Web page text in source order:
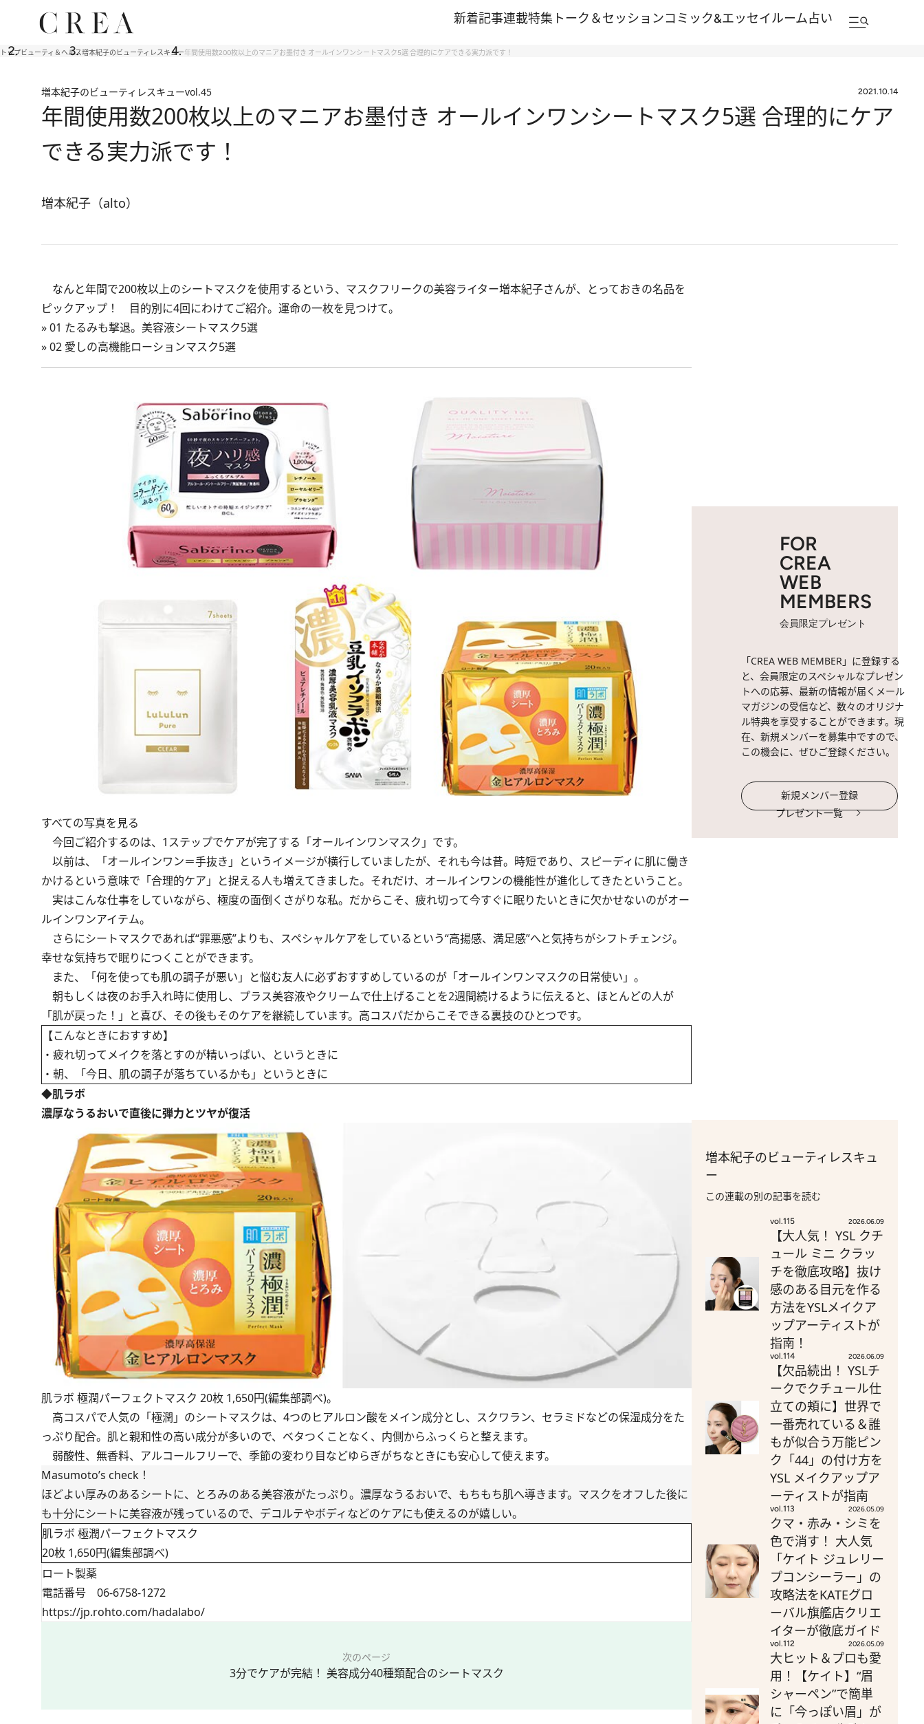
新着記事連載特集 トーク＆セッションコミック&エッセイルーム占い
トップビューティ＆ヘルス増本紀子のビューティレスキュー年間使用数200枚以上のマニアお墨付き オールインワンシートマスク5選 合理的にケアできる実力派です！
増本紀子のビューティレスキューvol.45 2021.10.14
年間使用数200枚以上のマニアお墨付き オールインワンシートマスク5選 合理的にケア
できる実力派です！
増本紀子（alto）
なんと年間で200枚以上のシートマスクを使用するという、マスクフリークの美容ライター増本紀子さんが、とっておきの名品を
ピックアップ！ 目的別に4回にわけてご紹介。運命の一枚を見つけて。
»01 たるみも撃退。美容液シートマスク5選
»02 愛しの高機能ローションマスク5選
すべての写真を見る
今回ご紹介するのは、1ステップでケアが完了する「オールインワンマスク」です。
以前は、「オールインワン＝手抜き」というイメージが横行していましたが、それも今は昔。時短であり、スピーディに肌に働き
かけるという意味で「合理的ケア」と捉える人も増えてきました。それだけ、オールインワンの機能性が進化してきたということ。
実はこんな仕事をしていながら、極度の面倒くさがりな私。だからこそ、疲れ切って今すぐに眠りたいときに欠かせないのがオー
ルインワンアイテム。
さらにシートマスクであれば“罪悪感”よりも、スペシャルケアをしているという“高揚感、満足感”へと気持ちがシフトチェンジ。
幸せな気持ちで眠りにつくことができます。
また、「何を使っても肌の調子が悪い」と悩む友人に必ずおすすめしているのが「オールインワンマスクの日常使い」。
朝もしくは夜のお手入れ時に使用し、プラス美容液やクリームで仕上げることを2週間続けるように伝えると、ほとんどの人が
「肌が戻った！」と喜び、その後もそのケアを継続しています。高コスパだからこそできる裏技のひとつです。
【こんなときにおすすめ】
・疲れ切ってメイクを落とすのが精いっぱい、というときに
・朝、「今日、肌の調子が落ちているかも」というときに
◆肌ラボ
濃厚なうるおいで直後に弾力とツヤが復活
肌ラボ 極潤パーフェクトマスク 20枚 1,650円(編集部調べ)。
高コスパで人気の「極潤」のシートマスクは、4つのヒアルロン酸をメイン成分とし、スクワラン、セラミドなどの保湿成分をた
っぷり配合。肌と親和性の高い成分が多いので、ベタつくことなく、内側からふっくらと整えます。
弱酸性、無香料、アルコールフリーで、季節の変わり目などゆらぎがちなときにも安心して使えます。
Masumoto’s check！
ほどよい厚みのあるシートに、とろみのある美容液がたっぷり。濃厚なうるおいで、もちもち肌へ導きます。マスクをオフした後に
も十分にシートに美容液が残っているので、デコルテやボディなどのケアにも使えるのが嬉しい。
肌ラボ 極潤パーフェクトマスク
20枚 1,650円(編集部調べ)
ロート製薬
電話番号 06-6758-1272
https://jp.rohto.com/hadalabo/
次のページ
3分でケアが完結！ 美容成分40種類配合のシートマスク
FOR
CREA
WEB
MEMBERS
会員限定プレゼント
「CREA WEB MEMBER」に登録する
と、会員限定のスペシャルなプレゼン
トへの応募、最新の情報が届くメール
マガジンの受信など、数々のオリジナ
ル特典を享受することができます。現
在、新規メンバーを募集中ですので、
この機会に、ぜひご登録ください。
新規メンバー登録
プレゼント一覧
増本紀子のビューティレスキュ
ー
この連載の別の記事を読む
vol.115 2026.06.09
【大人気！ YSL クチ
ュール ミニ クラッ
チを徹底攻略】抜け
感のある目元を作る
方法をYSLメイクア
ップアーティストが
指南！
vol.114 2026.06.09
【欠品続出！ YSLチ
ークでクチュール仕
立ての頬に】世界で
一番売れている＆誰
もが似合う万能ピン
ク「44」の付け方を
YSL メイクアップア
ーティストが指南
vol.113 2026.05.09
クマ・赤み・シミを
色で消す！ 大人気
「ケイト ジュレリー
プコンシーラー」の
攻略法をKATEグロ
ーバル旗艦店クリエ
イターが徹底ガイド
vol.112 2026.05.09
大ヒット＆プロも愛
用！【ケイト】“眉
シャーペン”で簡単
に「今っぽい眉」が